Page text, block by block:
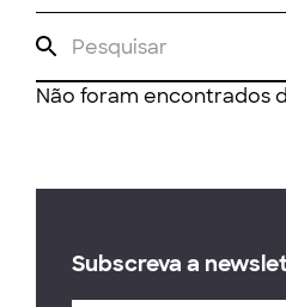
Não foram encontrados
Subscreva a